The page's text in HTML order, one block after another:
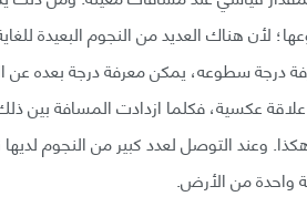
لأن هناك العديد من النجوم البعيدة
عكسية، فكلما ازدادت المسافة بين
وعند التوصل لعدد كبير من النجوم
واحدة من الأرض.